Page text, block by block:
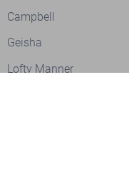
Campbell
Geisha
Lofty Manner